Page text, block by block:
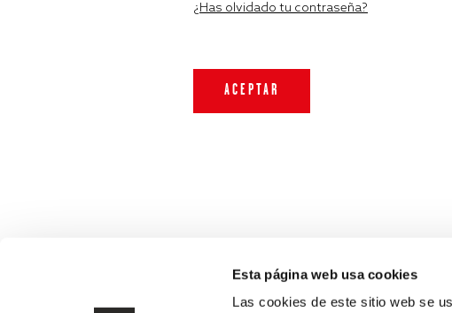
Esta página web usa cookies
Las cookies de este sitio web se
¿Has olvidado tu contraseña?